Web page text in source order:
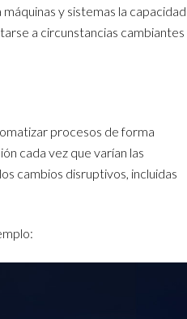
y sistemas la capacidad
a circunstancias cambiantes
procesos de forma
cada vez que varían las
cambios disruptivos, incluidas